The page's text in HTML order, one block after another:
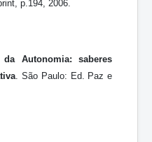
p.194, 2006.
da Autonomia: saberes
. São Paulo: Ed. Paz e